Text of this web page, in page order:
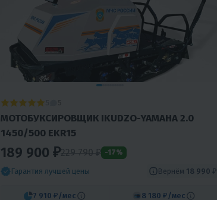
МОТОБУКСИРОВЩИК IKUDZO-YAMAHA 2.0
1450/500 EKR15
189 900 ₽229 790₽ -17%
Гарантия лучшей цены Вернём 18 990 ₽
7 910 ₽ /мес 8 180 ₽ /мес